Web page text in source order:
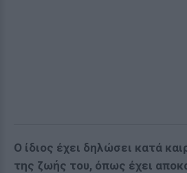
Ο ίδιος έχει δηλώσει κατά
της ζωής του, όπως έχει